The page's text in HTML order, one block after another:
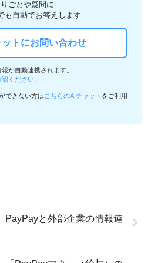
ごとや疑問に
も自動でお答えします
トにお問い合わせ
が自動連携されます。
ください。
できない方は こちらのAIチャット をご利用
PayPayと外部企業の情報連